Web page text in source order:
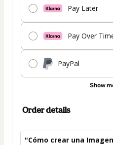
Pay Later
Pay Over
PayPal
Show
Order details
"Cómo crear una